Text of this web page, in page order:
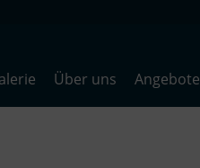
Über uns Angebote